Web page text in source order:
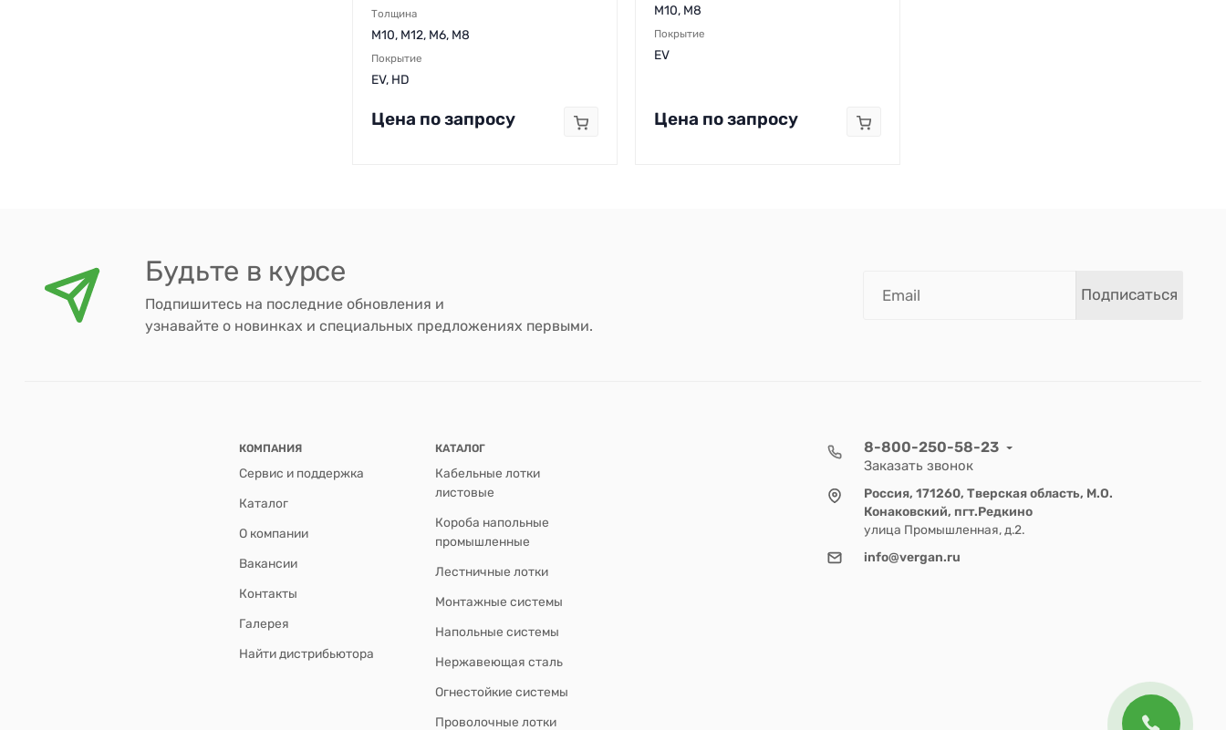
Толщина
M10, M12, M6, M8
Покрытие
EV, HD
Цена по запросу
M10, M8
Покрытие
EV
Цена по запросу
Будьте в курсе
Подпишитесь на последние обновления и
узнавайте о новинках и специальных предложениях первыми.
Подписаться
КОМПАНИЯ
Сервис и поддержка
Каталог
О компании
Вакансии
Контакты
Галерея
Найти дистрибьютора
КАТАЛОГ
Кабельные лотки
листовые
Короба напольные
промышленные
Лестничные лотки
Монтажные системы
Напольные системы
Нержавеющая сталь
Огнестойкие системы
Проволочные лотки
8-800-250-58-23
Заказать звонок
Россия, 171260, Тверская область, М.О.
Конаковский, пгт.Редкино
улица Промышленная, д.2.
info@vergan.ru